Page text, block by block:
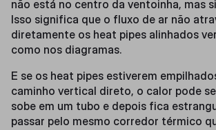
não está no centro da ventoinha, mas
Isso significa que o fluxo de ar não
diretamente os heat pipes alinhados
como nos diagramas.
E se os heat pipes estiverem
caminho vertical direto, o calor pode
sobe em um tubo e depois fica
passar pelo mesmo corredor térmico